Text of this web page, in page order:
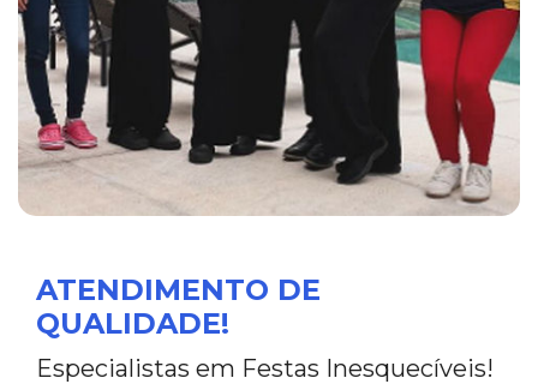
ATENDIMENTO DE
QUALIDADE!
Especialistas em Festas Inesquecíveis!